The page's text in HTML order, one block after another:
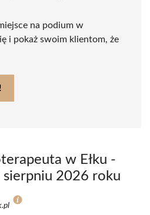
na podium w
i pokaż swoim klientom, że
w Ełku -
sierpniu 2026 roku